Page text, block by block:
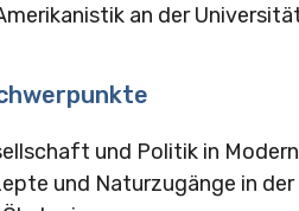
an der
und Politik in
und Naturzugänge in